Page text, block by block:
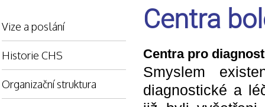
Centra
Centra pro
Smyslem
diagnostické a
Vize a poslání
Historie CHS
Organizační struktura